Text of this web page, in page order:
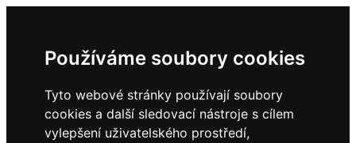
Používáme soubory cookies
Tyto webové stránky používají soubory
cookies a další sledovací nástroje s cílem
vylepšení uživatelského prostředí,